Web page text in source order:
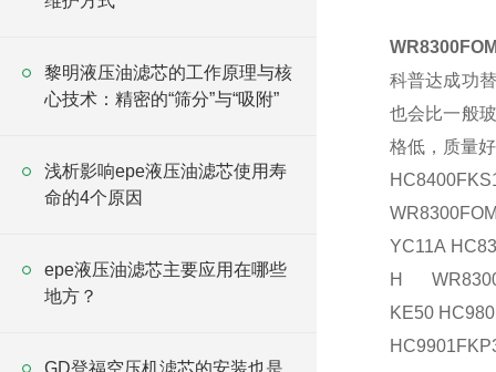
黎明液压油滤芯的工作原理与核
心技术：精密的“筛分”与“吸附”
浅析影响epe液压油滤芯使用寿
命的4个原因
epe液压油滤芯主要应用在哪些
地方？
GD登福空压机滤芯的安装也是
科普达成功
也会比一般
格低，质量
YC11A
H
KE50